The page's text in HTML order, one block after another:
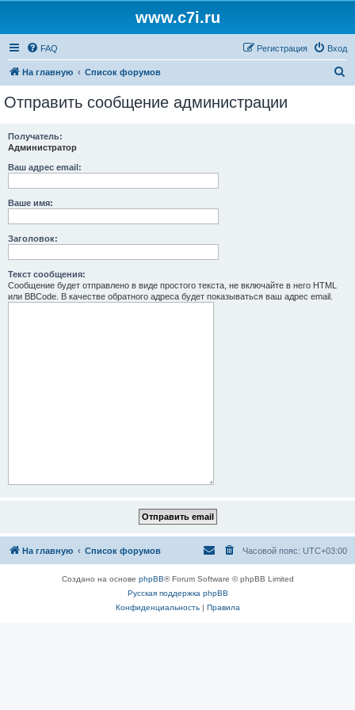
www.c7i.ru
FAQ Вход
Регистрация
На главную Список форумов
Отправить сообщение администрации
Получатель:
Администратор
Ваш адрес email:
Ваше имя:
Заголовок:
Текст сообщения:
Сообщение будет отправлено в виде простого текста, не включайте в него HTML
или BBCode. В качестве обратного адреса будет показываться ваш адрес email.
На главную Список форумов Часовой пояс: UTC+03:00
Создано на основе phpBB® Forum Software © phpBB Limited
Русская поддержка phpBB
Конфиденциальность| Правила